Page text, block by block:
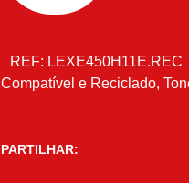
REF: LEXE450H11E.REC
Compatível e Reciclado,
PARTILHAR: